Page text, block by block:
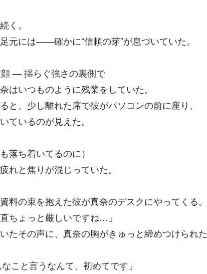
く。
元には――確かに“信頼の芽”が息づいていた。
― 揺らぐ強さの裏側で
はいつものように残業をしていた。
と、少し離れた席で彼がパソコンの前に座り、
ているのが見えた。
落ち着いてるのに）
れと焦りが混じっていた。
料の束を抱えた彼が真奈のデスクにやってくる。
ちょっと厳しいですね…」
たその声に、真奈の胸がきゅっと締めつけられた
こと言うなんて、初めてです」